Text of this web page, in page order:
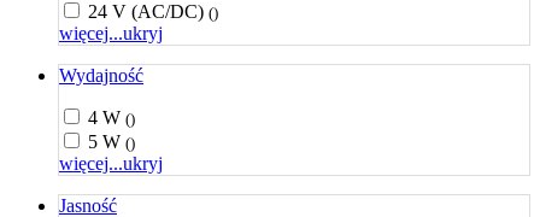
24 V (AC/DC) ()
więcej...ukryj
Wydajność
4 W ()
5 W ()
więcej...ukryj
Jasność